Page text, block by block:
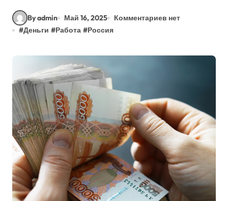
By admin Май 16, 2025
Комментариев нет
#Деньги #Работа #Россия